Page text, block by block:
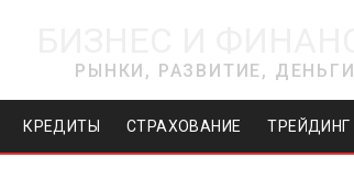
РЫНКИ, РАЗВИТИЕ, ДЕНЬГИ
КРЕДИТЫ СТРАХОВАНИЕ ТРЕЙДИНГ